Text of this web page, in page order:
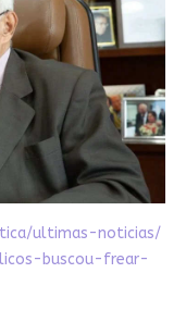
ultimas-noticias/
buscou-frear-